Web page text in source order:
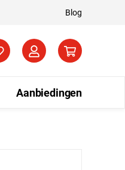
Blog
Je hebt 0 items op je
Aanbiedingen